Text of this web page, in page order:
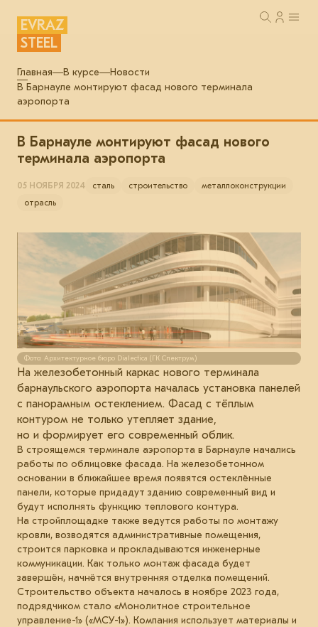
EVRAZ
STEEL
Главная В курсе
Новости
В Барнауле монтируют фасад нового терминала
аэропорта
В Барнауле монтируют фасад нового
терминала аэропорта
05 НОЯБРЯ 2024 сталь строительство
металлоконструкции
отрасль
Фото: Архитектурное бюро Dialectica (ГК Спектрум)
На железобетонный каркас нового терминала
барнаульского аэропорта началась установка панелей
с панорамным остеклением. Фасад с тёплым
контуром не только утепляет здание,
но и формирует его современный облик.
В строящемся терминале аэропорта в Барнауле начались
работы по облицовке фасада. На железобетонном
основании в ближайшее время появятся остеклённые
панели, которые придадут зданию современный вид и
будут исполнять функцию теплового контура.
На стройплощадке также ведутся работы по монтажу
кровли, возводятся административные помещения,
строится парковка и прокладываются инженерные
коммуникации. Как только монтаж фасада будет
завершён, начнётся внутренняя отделка помещений.
Строительство объекта началось в ноябре 2023 года,
подрядчиком стало «Монолитное строительное
управление-1» («МСУ-1»). Компания использует материалы и